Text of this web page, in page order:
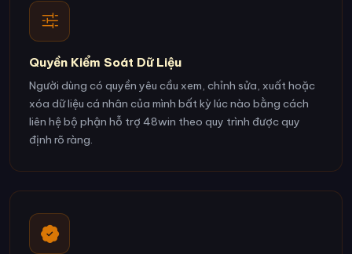
Quyền Kiểm Soát Dữ Liệu
Người dùng có quyền yêu cầu xem, chỉnh sửa, xuất hoặc
xóa dữ liệu cá nhân của mình bất kỳ lúc nào bằng cách
liên hệ bộ phận hỗ trợ 48win theo quy trình được quy
định rõ ràng.